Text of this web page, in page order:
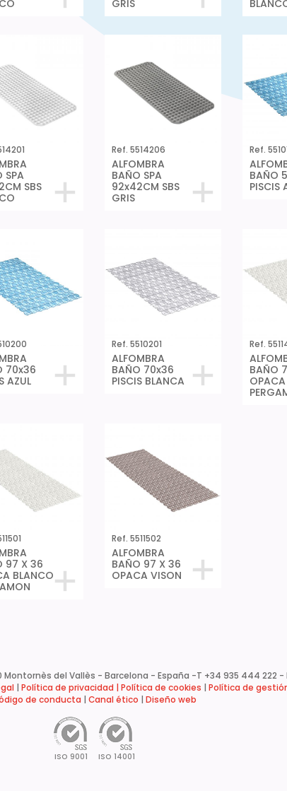
GRIS
SPA
SBS
Ref. 5514206
ALFOMBRA
BAÑO SPA
92x42CM SBS
GRIS
Ref.
BAÑO
PISCIS
70x36
AZUL
Ref. 5510201
ALFOMBRA
BAÑO 70x36
PISCIS BLANCA
Ref.
BAÑO
97 X 36
BLANCO
Ref. 5511502
ALFOMBRA
BAÑO 97 X 36
OPACA VISON
Montornès del Vallès - Barcelona - España -T +34 935 444 222
Política de privacidad | Política de cookies Política de
de conducta
Canal ético Diseño web
ISO 9001 ISO 14001